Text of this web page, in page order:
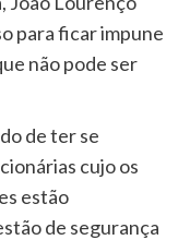
para ficar impune
não pode ser
de ter se
cujo os
estão
de segurança